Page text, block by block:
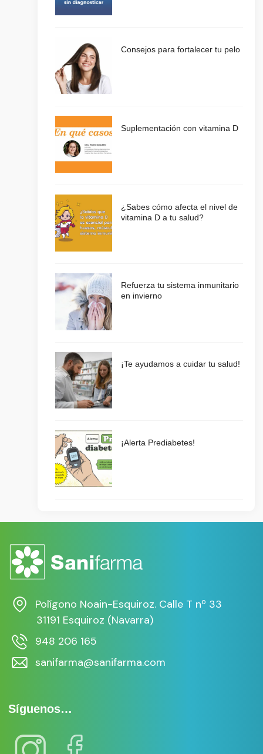
Consejos para fortalecer tu pelo
Suplementación con vitamina D
¿Sabes cómo afecta el nivel de
vitamina D a tu salud?
Refuerza tu sistema inmunitario
en invierno
¡Te ayudamos a cuidar tu salud!
¡Alerta Prediabetes!
Polígono Noain-Esquiroz. Calle T nº 33
31191 Esquiroz (Navarra)
948 206 165
sanifarma@sanifarma.com
Síguenos…